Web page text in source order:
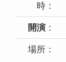
時：
開演：
場所：